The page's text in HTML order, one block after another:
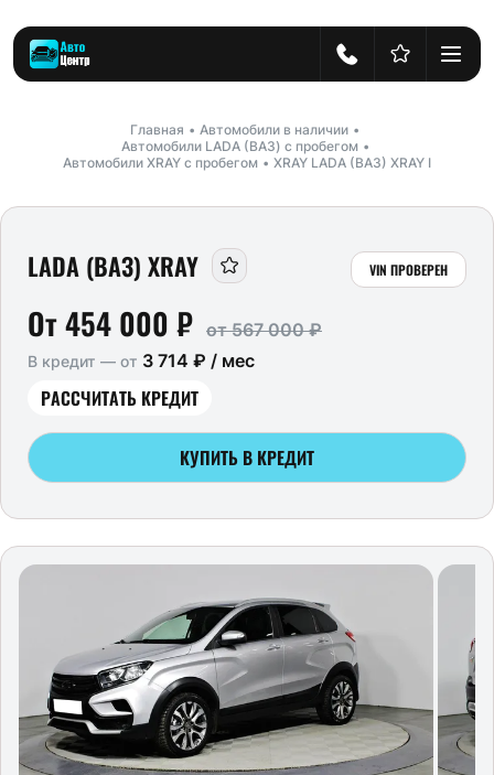
Главная
Автомобили в наличии
Автомобили LADA (ВАЗ) с пробегом
Автомобили XRAY с пробегом
XRAY LADA (ВАЗ) XRAY I
LADA (ВАЗ) XRAY VIN ПРОВЕРЕН
От 454 000 ₽ от 567 000 ₽
В кредит — от 3 714 ₽ / мес
РАССЧИТАТЬ КРЕДИТ
КУПИТЬ В КРЕДИТ